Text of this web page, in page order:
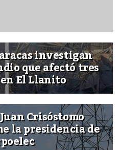
investigan
que afectó tres
El Llanito
Crisóstomo
la presidencia de